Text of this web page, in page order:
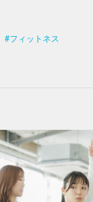
フィットネス